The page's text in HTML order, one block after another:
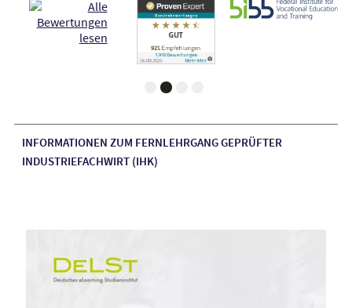
INFORMATIONEN ZUM FERNLEHRGANG GEPRÜFTER
INDUSTRIEFACHWIRT (IHK)